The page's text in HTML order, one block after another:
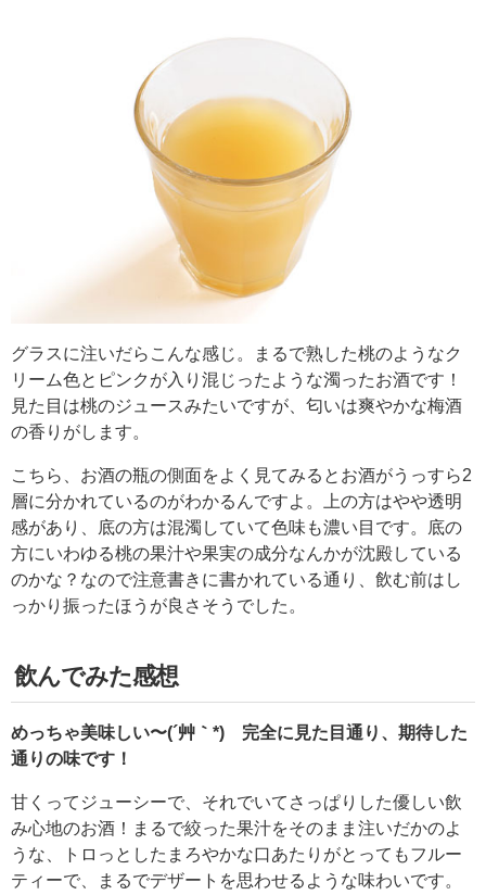
グラスに注いだらこんな感じ。まるで熟した桃のようなク
リーム色とピンクが入り混じったような濁ったお酒です！
見た目は桃のジュースみたいですが、匂いは爽やかな梅酒
の香りがします。
こちら、お酒の瓶の側面をよく見てみるとお酒がうっすら2
層に分かれているのがわかるんですよ。上の方はやや透明
感があり、底の方は混濁していて色味も濃い目です。底の
方にいわゆる桃の果汁や果実の成分なんかが沈殿している
のかな？なので注意書きに書かれている通り、飲む前はし
っかり振ったほうが良さそうでした。
飲んでみた感想
めっちゃ美味しい〜(´艸｀*) 完全に見た目通り、期待した
通りの味です！
甘くってジューシーで、それでいてさっぱりした優しい飲
み心地のお酒！まるで絞った果汁をそのまま注いだかのよ
うな、トロっとしたまろやかな口あたりがとってもフルー
ティーで、まるでデザートを思わせるような味わいです。